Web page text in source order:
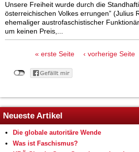
Unsere Freiheit wurde durch die
österreichischen Volkes errungen” (Julius
ehemaliger austrofaschistischer
um keinen Preis,...
« erste Seite ‹ vorherige Seite
Neueste Artikel
Die globale autoritäre Wende
Was ist Faschismus?